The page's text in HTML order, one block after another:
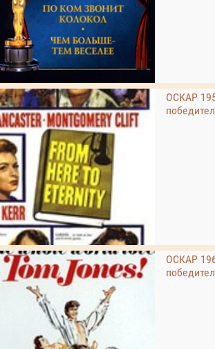
ОСКАР
ОСКАР